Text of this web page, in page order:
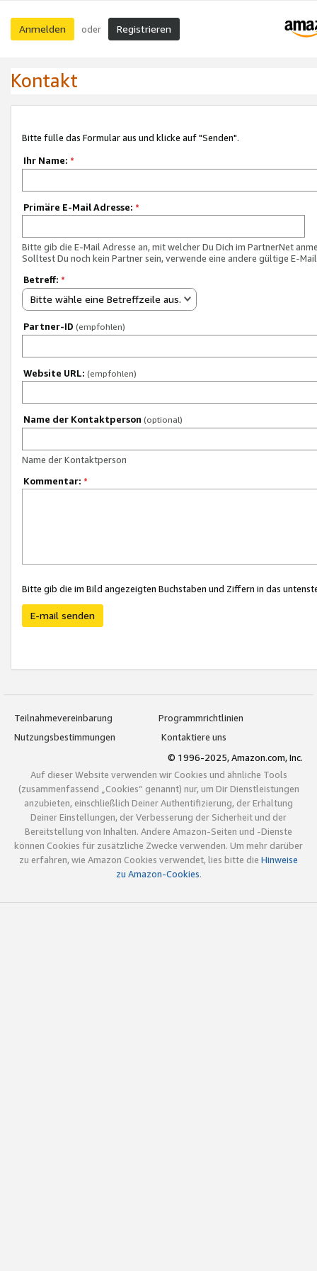
Anmelden oder Registrieren
Kontakt
Bitte fülle das Formular aus und klicke auf "Senden".
Ihr Name: *
Primäre E-Mail Adresse: *
Bitte gib die E-Mail Adresse an, mit welcher Du Dich im PartnerNet
Solltest Du noch kein Partner sein, verwende eine andere gültige E-
Betreff: *
Bitte wähle eine Betreffzeile aus.
Partner-ID (empfohlen)
Website URL: (empfohlen)
Name der Kontaktperson (optional)
Name der Kontaktperson
Kommentar: *
Bitte gib die im Bild angezeigten Buchstaben und Ziffern in das
E-mail senden
Teilnahmevereinbarung
Programmrichtlinien
Nutzungsbestimmungen
Kontaktiere uns
© 1996-2025, Amazon.com, Inc.
Auf dieser Website verwenden wir Cookies und ähnliche Tools
(zusammenfassend „Cookies“ genannt) nur, um Dir Dienstleistungen
anzubieten, einschließlich Deiner Authentifizierung, der Erhaltung
Deiner Einstellungen, der Verbesserung der Sicherheit und der
Bereitstellung von Inhalten. Andere Amazon-Seiten und -Dienste
können Cookies für zusätzliche Zwecke verwenden. Um mehr darüber
zu erfahren, wie Amazon Cookies verwendet, lies bitte die Hinweise
zu Amazon-Cookies.